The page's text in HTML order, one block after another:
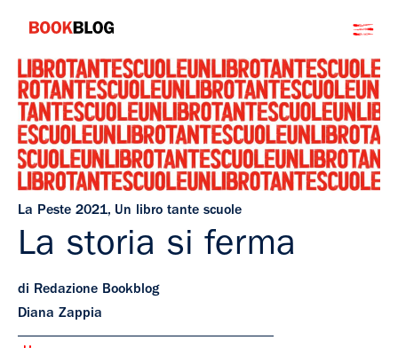
contenuto
Bookblog
La Peste 2021, Un libro tante scuole
La storia si ferma
di Redazione Bookblog
Diana Zappia